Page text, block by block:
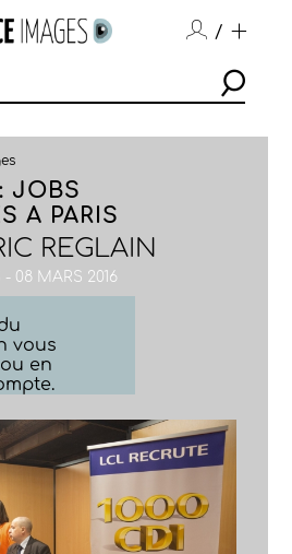
/
JOBS
A PARIS
REGLAIN
08 MARS 2016
vous
en